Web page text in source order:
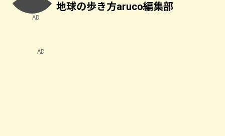
地球の歩き方aruco編集部
AD
AD